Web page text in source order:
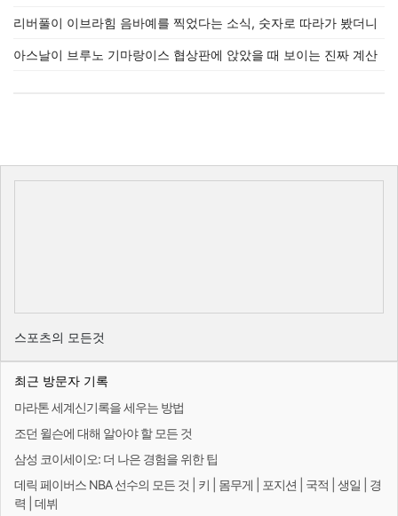
리버풀이 이브라힘 음바예를 찍었다는 소식, 숫자로 따라가 봤더니
아스날이 브루노 기마랑이스 협상판에 앉았을 때 보이는 진짜 계산
스포츠의 모든것
최근 방문자 기록
마라톤 세계신기록을 세우는 방법
조던 윌슨에 대해 알아야 할 모든 것
삼성 코이세이오: 더 나은 경험을 위한 팁
데릭 페이버스 NBA 선수의 모든 것 | 키 | 몸무게 | 포지션 | 국적 | 생일 | 경
력 | 데뷔